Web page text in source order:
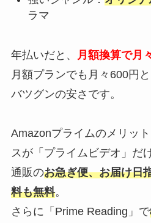
ラマ
年払いだと、 月額換算で月
月額プランでも月々600円
バツグンの安さです。
Amazonプライムのメリッ
スが「プライムビデオ」だ
通販のお急ぎ便、お届け日
料も無料。
さらに「Prime Reading」で